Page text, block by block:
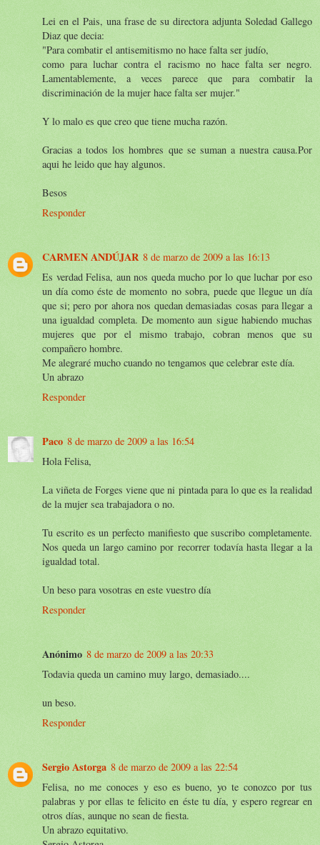
Lei en el Pais, una frase de su directora adjunta Soledad Gallego
Diaz que decia:
"Para combatir el antisemitismo no hace falta ser judío,
como para luchar contra el racismo no hace falta ser negro.
Lamentablemente, a veces parece que para combatir la
discriminación de la mujer hace falta ser mujer."
Y lo malo es que creo que tiene mucha razón.
Gracias a todos los hombres que se suman a nuestra causa.Por
aqui he leido que hay algunos.
Besos
Responder
CARMEN ANDÚJAR 8 de marzo de 2009 a las 16:13
Es verdad Felisa, aun nos queda mucho por lo que luchar por eso
un día como éste de momento no sobra, puede que llegue un día
que si; pero por ahora nos quedan demasiadas cosas para llegar a
una igualdad completa. De momento aun sigue habiendo muchas
mujeres que por el mismo trabajo, cobran menos que su
compañero hombre.
Me alegraré mucho cuando no tengamos que celebrar este día.
Un abrazo
Responder
Paco 8 de marzo de 2009 a las 16:54
Hola Felisa,
La viñeta de Forges viene que ni pintada para lo que es la realidad
de la mujer sea trabajadora o no.
Tu escrito es un perfecto manifiesto que suscribo completamente.
Nos queda un largo camino por recorrer todavía hasta llegar a la
igualdad total.
Un beso para vosotras en este vuestro día
Responder
Anónimo 8 de marzo de 2009 a las 20:33
Todavia queda un camino muy largo, demasiado....
un beso.
Responder
Sergio Astorga 8 de marzo de 2009 a las 22:54
Felisa, no me conoces y eso es bueno, yo te conozco por tus
palabras y por ellas te felicito en éste tu día, y espero regrear en
otros días, aunque no sean de fiesta.
Un abrazo equitativo.